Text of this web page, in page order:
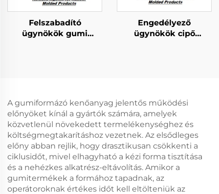
Felszabadító
ügynökök gumi
Engedélyező
ügynökök cipő
A gumiformázó kenőanyag jelentős működési
előnyöket kínál a gyártók számára, amelyek
közvetlenül növekedett termelékenységhez és
költségmegtakarításhoz vezetnek. Az elsődleges
előny abban rejlik, hogy drasztikusan csökkenti a
ciklusidőt, mivel elhagyható a kézi forma tisztítása
és a nehézkes alkatrész-eltávolítás. Amikor a
gumitermékek a formához tapadnak, az
operátoroknak értékes időt kell eltölteniük az